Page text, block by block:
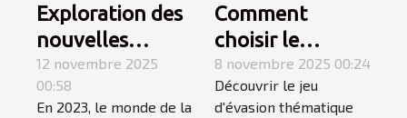
Exploration des
nouvelles
tendances des
parfums en
12 novembre 2025
00:58
En 2023, le monde de la
Comment
choisir le
meilleur jeu
d'évasion
8 novembre 2025 00:24
Découvrir le jeu
d'évasion thématique